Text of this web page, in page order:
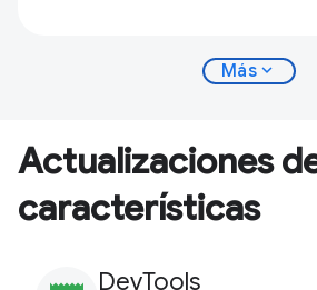
Más expand_more
Actualizaciones
características
DevTools